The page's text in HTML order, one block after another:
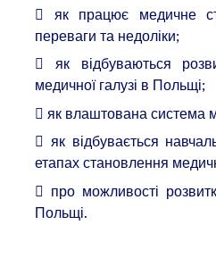
 як працює медичне
переваги та недоліки;
 як відбуваються
медичної галузі в Польщі;
 як влаштована система
 як відбувається
етапах становлення
 про можливості
Польщі.